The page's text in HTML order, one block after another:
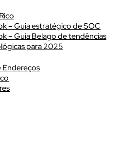
– Guia estratégico de SOC
– Guia Belago de tendências
para 2025
Endereços